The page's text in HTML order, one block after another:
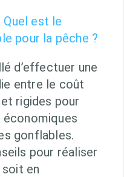
Quel est le
pour la pêche ?
d’effectuer une
entre le coût
rigides pour
économiques
gonflables.
pour réaliser
en